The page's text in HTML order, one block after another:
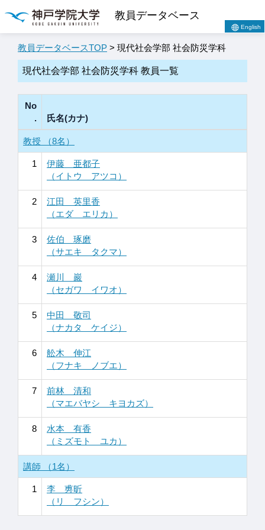
教員データベース
English
教員データベースTOP > 現代社会学部 社会防災学科
現代社会学部 社会防災学科 教員一覧
No
.
氏名(カナ)
教授 （8名）
1
伊藤 亜都子
（イトウ アツコ）
2
江田 英里香
（エダ エリカ）
3
佐伯 琢磨
（サエキ タクマ）
4
瀬川 巖
（セガワ イワオ）
5
中田 敬司
（ナカタ ケイジ）
6
舩木 伸江
（フナキ ノブエ）
7
前林 清和
（マエバヤシ キヨカズ）
8
水本 有香
（ミズモト ユカ）
講師 （1名）
1
李 旉昕
（リ フシン）